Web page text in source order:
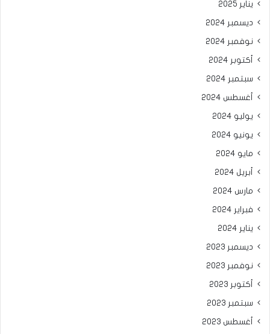
يناير 2025
ديسمبر 2024
نوفمبر 2024
أكتوبر 2024
سبتمبر 2024
أغسطس 2024
يوليو 2024
يونيو 2024
مايو 2024
أبريل 2024
مارس 2024
فبراير 2024
يناير 2024
ديسمبر 2023
نوفمبر 2023
أكتوبر 2023
سبتمبر 2023
أغسطس 2023